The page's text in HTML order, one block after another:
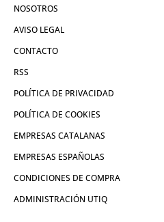
NOSOTROS
AVISO LEGAL
CONTACTO
RSS
POLÍTICA DE PRIVACIDAD
POLÍTICA DE COOKIES
EMPRESAS CATALANAS
EMPRESAS ESPAÑOLAS
CONDICIONES DE COMPRA
ADMINISTRACIÓN UTIQ